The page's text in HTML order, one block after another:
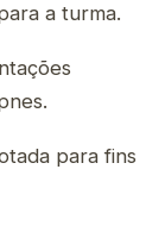
a turma.
para fins